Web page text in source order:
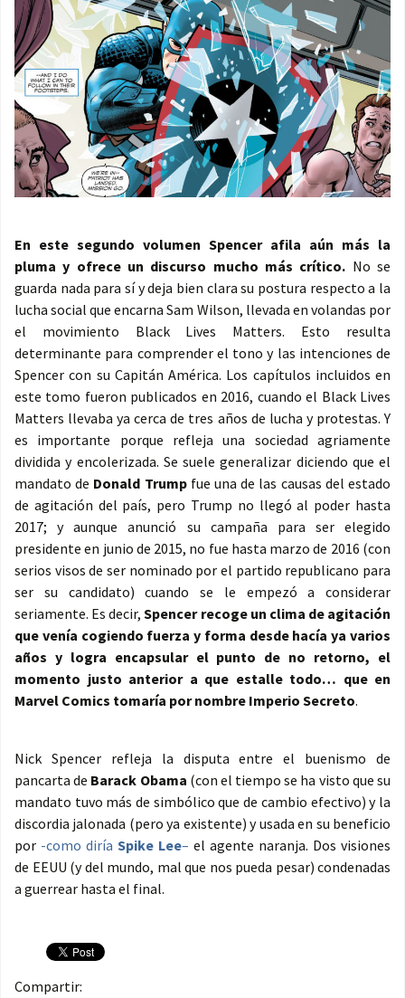
En este segundo volumen Spencer afila aún más la
pluma y ofrece un discurso mucho más crítico. No se
guarda nada para sí y deja bien clara su postura respecto a la
lucha social que encarna Sam Wilson, llevada en volandas por
el movimiento Black Lives Matters. Esto resulta
determinante para comprender el tono y las intenciones de
Spencer con su Capitán América. Los capítulos incluidos en
este tomo fueron publicados en 2016, cuando el Black Lives
Matters llevaba ya cerca de tres años de lucha y protestas. Y
es importante porque refleja una sociedad agriamente
dividida y encolerizada. Se suele generalizar diciendo que el
mandato de Donald Trumpfue una de las causas del estado
de agitación del país, pero Trump no llegó al poder hasta
2017; y aunque anunció su campaña para ser elegido
presidente en junio de 2015, no fue hasta marzo de 2016 (con
serios visos de ser nominado por el partido republicano para
ser su candidato) cuando se le empezó a considerar
seriamente. Es decir,Spencer recoge un clima de agitación
que venía cogiendo fuerza y forma desde hacía ya varios
años y logra encapsular el punto de no retorno, el
momento justo anterior a que estalle todo… que en
Marvel Comics tomaría por nombre Imperio Secreto.
Nick Spencer refleja la disputa entre el buenismo de
pancarta de Barack Obama (con el tiempo se ha visto que su
mandato tuvo más de simbólico que de cambio efectivo) y la
discordia jalonada (pero ya existente) y usada en su beneficio
por -como diría Spike Lee– el agente naranja. Dos visiones
de EEUU (y del mundo, mal que nos pueda pesar) condenadas
a guerrear hasta el final.
Compartir: